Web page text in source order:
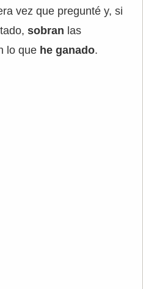
vez que pregunté y, si
sobran las
lo que he ganado.